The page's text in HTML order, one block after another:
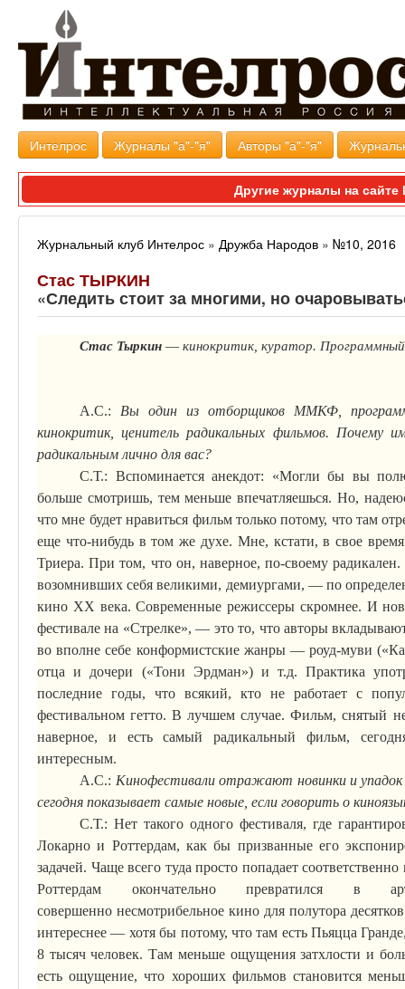
Интелрос Журналы "а"-"я" Авторы "а"-"я"
Другие журналы на
Журнальный клуб Интелрос » Дружба Народов » №10, 2016
Стас ТЫРКИН
«Следить стоит за многими, но
Стас Тыркин —кинокритик, куратор.
А.С.: Вы один из отборщиков ММКФ,
кинокритик, ценитель радикальных фильмов. Почему
радикальным лично для вас?
С.Т.: Вспоминается анекдот: «Могли бы вы
больше смотришь, тем меньшевпечатляешься. Но,
что мне будет нравиться фильм только потому, что там
еще что-нибудь в том же духе. Мне, кстати, в свое
Триера.При том, что он, наверное, по-своему
возомнивших себя великими, демиургами, — по
кино ХХ века. Современные режиссеры скромнее. И
фестивале на «Стрелке», — это то, что авторы
во вполне себе конформистские жанры —роуд-муви
отца и дочери («Тони Эрдман») и т.д. Практика
последние годы, что всякий, кто не работает с
фестивальном гетто. В лучшем случае. Фильм, снятый
наверное, и есть самый радикальный фильм,
интересным.
А.С.: Кинофестивали отражают новинки и
сегодня показывает самые новые, если говорить о
С.Т.: Нет такого одного фестиваля, где
Локарно и Роттердам, как бы призванныеего
задачей. Чаще всего туда просто попадает
Роттердам окончательно превратился в
совершенно несмотрибельноекино для полутора
интереснее — хотя бы потому, что там есть Пьяцца
8 тысяч человек. Там меньше ощущения затхлости и
есть ощущение, что хороших фильмов становится